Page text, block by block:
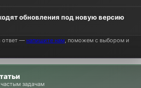
обновления под новую версию
ответ —напишите нам, поможем с выбором и
задачам